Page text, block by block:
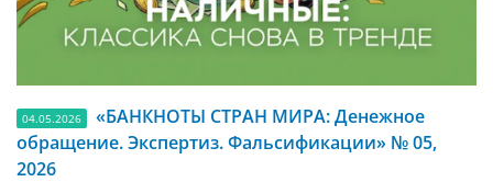
04.05.2026
«БАНКНОТЫ СТРАН МИРА: Денежное
обращение. Экспертиз. Фальсификации» № 05,
2026